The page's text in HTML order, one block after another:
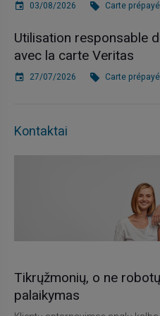
03/08/2026 Carte
Utilisation responsable
avec la carte Veritas
27/07/2026 Carte
Kontaktai
Tikrųžmonių, o ne
palaikymas